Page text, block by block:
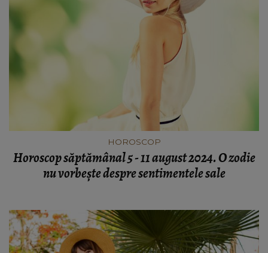
HOROSCOP
Horoscop săptămânal 5 - 11 august 2024. O zodie
nu vorbește despre sentimentele sale